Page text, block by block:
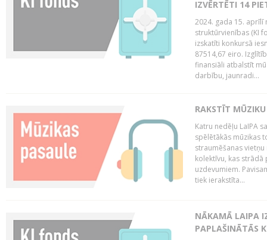
IZVĒRTĒTI 14
2024. gada 15. aprīlī
struktūrvienības (KI
izskatīti konkursā
87514,67 eiro.
finansiāli atbalstīt
darbību, jaunradi...
RAKSTĪT
Katru nedēļu LaIPA
spēlētākās mūzikas
straumēšanas
kolektīvu, kas
uzdevumiem.
tiek ierakstīta...
NĀKAMĀ LAIPA
PAPLAŠINĀTĀS